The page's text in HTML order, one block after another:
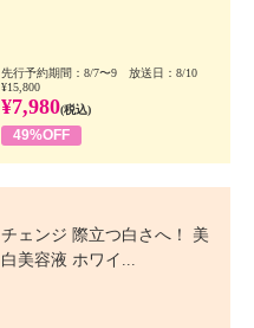
先行予約期間：8/7〜9 放送日：8/10
¥15,800
¥7,980(税込)
49%OFF
チェンジ 際立つ白さへ！ 美
白美容液 ホワイ...